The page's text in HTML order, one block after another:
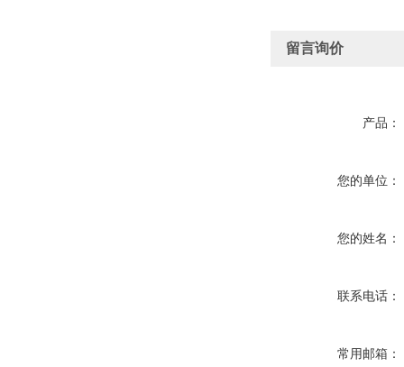
留言询价
产品：
您的单位：
您的姓名：
联系电话：
常用邮箱：